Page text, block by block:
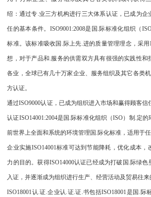
绍：通过专.业三方机构进行三大体系认证，已成为企
任的基本条件。ISO9001:2008是国.际标准化组织（
标准。该标准吸收国.际上先.进的质量管理理念，采
想，对于产品和.服务的供需双方具有很强的实践性和
各业，全球已有几十万家企业、服务组织及其它各类
方认证。
通过ISO9000认证，已成为组织进入市场和赢得顾客信
认证ISO14001:2004是国.际标准化组织（ISO）制.定
前世界上全面和系统的环境管理国.际化标准，适用于
企业实施ISO14001标准可达到节能降耗，优化成本
力的目的。获得ISO14000认证已经成为打破国.际绿
入证，并逐渐成为组织进行生产、经营活动及贸易往来
ISO18001认.证.企业认.证.证.书包括ISO18001是国.际